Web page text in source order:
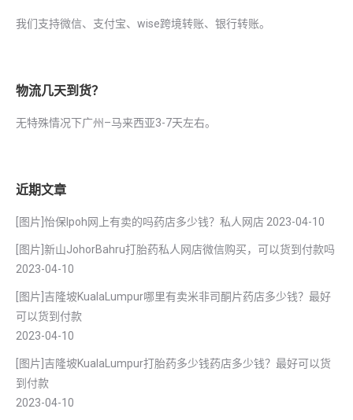
我们支持微信、支付宝、wise跨境转账、银行转账。
物流几天到货？
无特殊情况下广州–马来西亚3-7天左右。
近期文章
[图片]怡保lpoh网上有卖的吗药店多少钱？私人网店 2023-04-10
[图片]新山JohorBahru打胎药私人网店微信购买，可以货到付款吗
2023-04-10
[图片]吉隆坡KualaLumpur哪里有卖米非司酮片药店多少钱？最好
可以货到付款
2023-04-10
[图片]吉隆坡KualaLumpur打胎药多少钱药店多少钱？最好可以货
到付款
2023-04-10